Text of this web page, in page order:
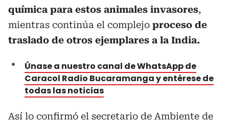
química para estos animales invasores,
mientras continúa el complejo proceso de
traslado de otros ejemplares a la India.
Únase a nuestro canal de WhatsApp de
Caracol Radio Bucaramanga y entérese de
todas las noticias
Así lo confirmó el secretario de Ambiente de